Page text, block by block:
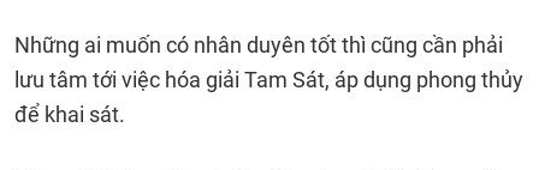
Những ai muốn có nhân duyên tốt thì cũng cần phải
lưu tâm tới việc hóa giải Tam Sát, áp dụng phong thủy
để khai sát.